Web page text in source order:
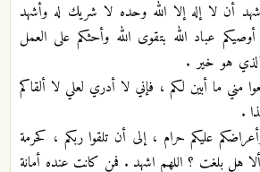
أن لا إله إلا الله وحده لا شريك له وأشهد
عباد الله بتقوى الله وأحثكم على العمل
هو خير .
مني ما أبين لكم ، فإني لا أدري لعلي لا ألقاكم
.
عليكم حرام ، إلى أن تلقوا ربكم ، كحرمة
هل بلغت ؟ اللهم اشهد . فمن كانت عنده أمانة